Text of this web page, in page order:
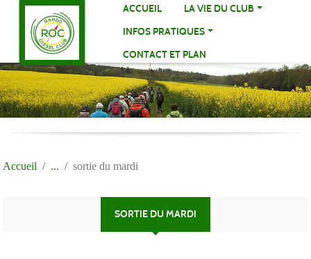
ACCUEIL
LA VIE DU CLUB
INFOS PRATIQUES
CONTACT ET PLAN
Accueil sortie du mardi
SORTIE DU MARDI
Panneau de gestion des cookies